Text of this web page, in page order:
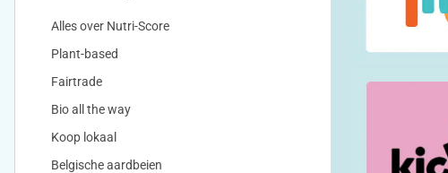
Alles over Nutri-Score
Plant-based
Fairtrade
Bio all the way
Koop lokaal
Belgische aardbeien